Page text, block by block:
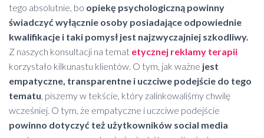
tego absolutnie, bo opiekę psychologiczną powinny
świadczyć wyłącznie osoby posiadające odpowiednie
kwalifikacje i taki pomysł jest najzwyczajniej szkodliwy.
Z naszych konsultacji na temat etycznej reklamy terapii
korzystało kilkunastu klientów. O tym, jak ważne jest
empatyczne, transparentne i uczciwe podejście do tego
tematu, piszemy w tekście, który zalinkowaliśmy chwilę
wcześniej. O tym, że empatyczne i uczciwe podejście
powinno dotyczyć też użytkowników social media